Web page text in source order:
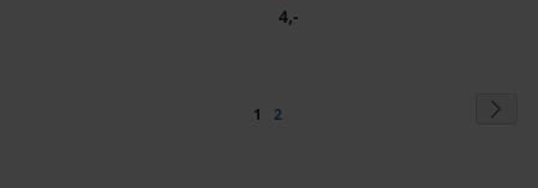
4,-
Pagina
Je1 Pagina
2